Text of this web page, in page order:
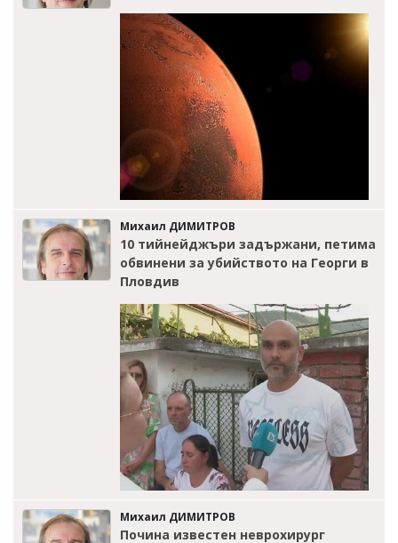
Михаил ДИМИТРОВ
10 тийнейджъри задържани, петима
обвинени за убийството на Георги в
Пловдив
Михаил ДИМИТРОВ
Почина известен неврохирург